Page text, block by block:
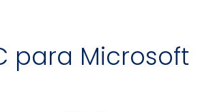
para Microsoft